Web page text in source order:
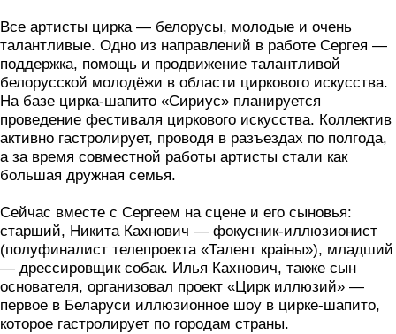
Все артисты цирка — белорусы, молодые и очень
талантливые. Одно из направлений в работе Сергея —
поддержка, помощь и продвижение талантливой
белорусской молодёжи в области циркового искусства.
На базе цирка-шапито «Сириус» планируется
проведение фестиваля циркового искусства. Коллектив
активно гастролирует, проводя в разъездах по полгода,
а за время совместной работы артисты стали как
большая дружная семья.
Сейчас вместе с Сергеем на сцене и его сыновья:
старший, Никита Кахнович — фокусник-иллюзионист
(полуфиналист телепроекта «Талент краiны»), младший
— дрессировщик собак. Илья Кахнович, также сын
основателя, организовал проект «Цирк иллюзий» —
первое в Беларуси иллюзионное шоу в цирке-шапито,
которое гастролирует по городам страны.